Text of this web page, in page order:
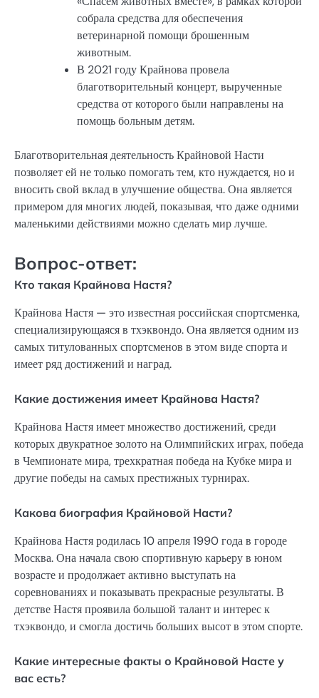
собрала средства для обеспечения
ветеринарной помощи брошенным
животным.
В 2021 году Крайнова провела
благотворительный концерт, вырученные
средства от которого были направлены на
помощь больным детям.
Благотворительная деятельность Крайновой Насти
позволяет ей не только помогать тем, кто нуждается, но и
вносить свой вклад в улучшение общества. Она является
примером для многих людей, показывая, что даже одними
маленькими действиями можно сделать мир лучше.
Вопрос-ответ:
Кто такая Крайнова Настя?
Крайнова Настя — это известная российская спортсменка,
специализирующаяся в тхэквондо. Она является одним из
самых титулованных спортсменов в этом виде спорта и
имеет ряд достижений и наград.
Какие достижения имеет Крайнова Настя?
Крайнова Настя имеет множество достижений, среди
которых двукратное золото на Олимпийских играх, победа
в Чемпионате мира, трехкратная победа на Кубке мира и
другие победы на самых престижных турнирах.
Какова биография Крайновой Насти?
Крайнова Настя родилась 10 апреля 1990 года в городе
Москва. Она начала свою спортивную карьеру в юном
возрасте и продолжает активно выступать на
соревнованиях и показывать прекрасные результаты. В
детстве Настя проявила большой талант и интерес к
тхэквондо, и смогла достичь больших высот в этом спорте.
Какие интересные факты о Крайновой Насте у
вас есть?